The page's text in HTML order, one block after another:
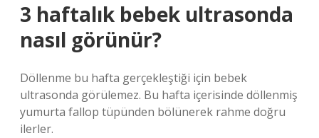
3 haftalık bebek ultrasonda
nasıl görünür?
Döllenme bu hafta gerçekleştiği için bebek
ultrasonda görülemez. Bu hafta içerisinde döllenmiş
yumurta fallop tüpünden bölünerek rahme doğru
ilerler.